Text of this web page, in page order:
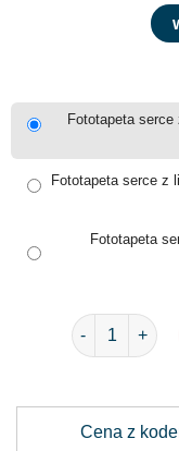
Fototapeta
Fototapeta serce z
Fototapeta
ilość
Cena z